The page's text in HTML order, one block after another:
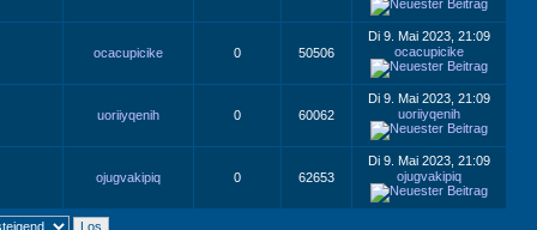
ocacupicike 0 50506
Di 9. Mai 2023, 21:09
ocacupicike
uoriiyqenih 0 60062
Di 9. Mai 2023, 21:09
uoriiyqenih
ojugvakipiq 0 62653
Di 9. Mai 2023, 21:09
ojugvakipiq